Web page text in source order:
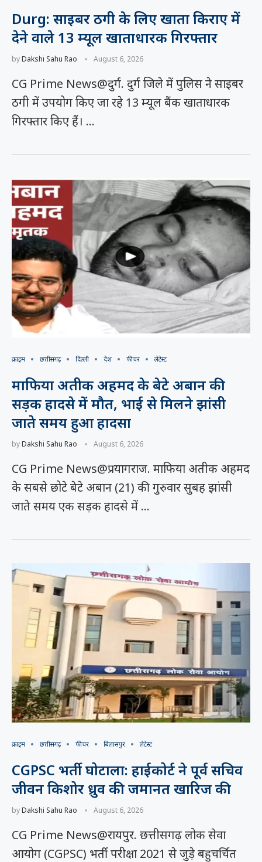
Durg: साइबर ठगी के लिए खाता किराए में
देने वाले 13 म्यूल खाताधारक गिरफ्तार
byDakshi Sahu Rao August 6, 2026
CG Prime News@दुर्ग. दुर्ग जिले में पुलिस ने साइबर
ठगी में उपयोग किए जा रहे 13 म्यूल बैंक खाताधारक
गिरफ्तार किए हैं। …
क्राइम छत्तीसगढ़ दिल्ली देश फीचर लेटेस्ट
माफिया अतीक अहमद के बेटे अबान की
सड़क हादसे में मौत, भाई से मिलने झांसी
जाते समय हुआ हादसा
byDakshi Sahu Rao August 6, 2026
CG Prime News@प्रयागराज. माफिया अतीक अहमद
के सबसे छोटे बेटे अबान (21) की गुरुवार सुबह झांसी
जाते समय एक सड़क हादसे में …
क्राइम छत्तीसगढ़ फीचर बिलासपुर लेटेस्ट
CGPSC भर्ती घोटाला: हाईकोर्ट ने पूर्व सचिव
जीवन किशोर ध्रुव की जमानत खारिज की
byDakshi Sahu Rao August 6, 2026
CG Prime News@रायपुर. छत्तीसगढ़ लोक सेवा
आयोग (CGPSC) भर्ती परीक्षा 2021 से जुड़े बहुचर्चित